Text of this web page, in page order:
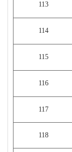
113
114
115
116
117
118